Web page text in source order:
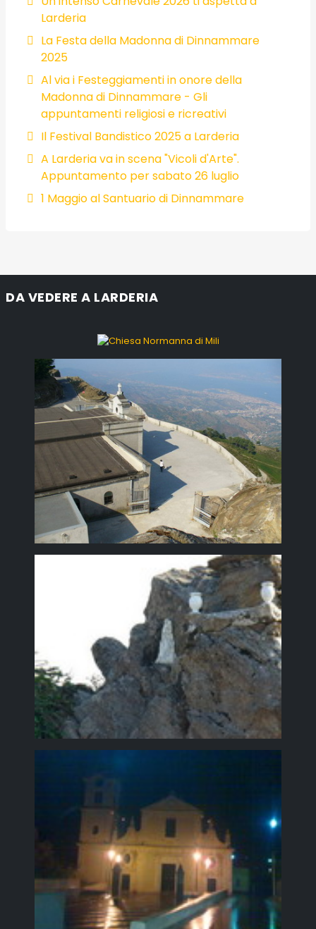
Larderia
La Festa della Madonna di Dinnammare
2025
Al via i Festeggiamenti in onore della
Madonna di Dinnammare - Gli
appuntamenti religiosi e ricreativi
Il Festival Bandistico 2025 a Larderia
A Larderia va in scena "Vicoli d'Arte".
Appuntamento per sabato 26 luglio
1 Maggio al Santuario di Dinnammare
DA VEDERE A LARDERIA